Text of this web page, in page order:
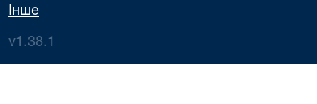
Інше
v1.38.1